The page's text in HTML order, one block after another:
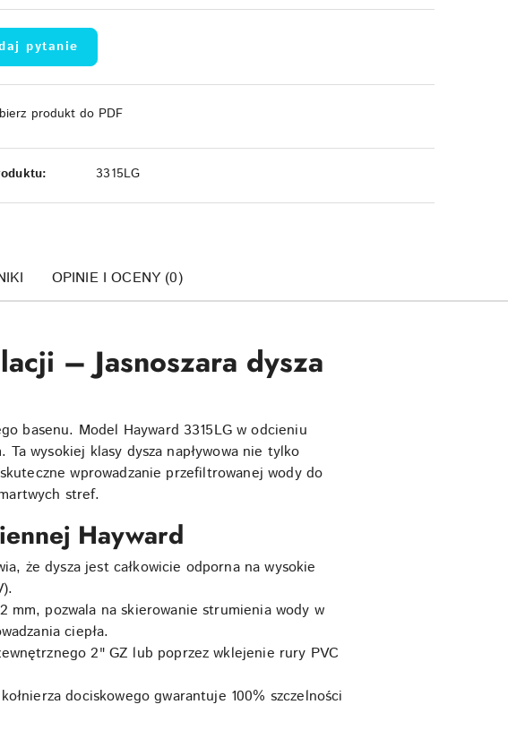
pytanie
produkt do PDF
3315LG
OPINIE I OCENY (0)
– Jasnoszara dysza
basenu. Model Hayward 3315LG w odcieniu
wysokiej klasy dysza napływowa nie tylko
wprowadzanie przefiltrowanej wody do
stref.
Hayward
że dysza jest całkowicie odporna na wysokie
mm, pozwala na skierowanie strumienia wody w
ciepła.
2" GZ lub poprzez wklejenie rury PVC
dociskowego gwarantuje 100% szczelności